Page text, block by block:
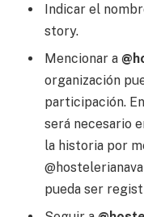
Indicar el
story.
Mencionar a
organización
participación.
será necesario
la historia por
pueda ser